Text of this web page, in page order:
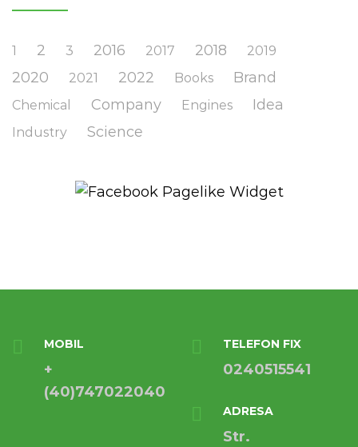
1 2 3 2016 2017 2018 2019
2020 2021 2022 Books Brand
Chemical Company Engines Idea
Industry Science
MOBIL
+
(40)747022040
TELEFON FIX
0240515541
ADRESA
Str.